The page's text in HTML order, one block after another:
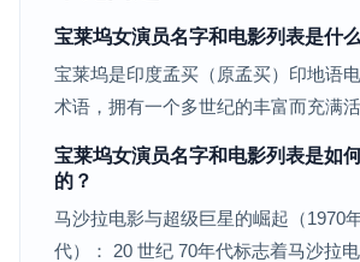
宝莱坞女演员名字和电影列表是什
宝莱坞是印度孟买（原孟买）印地语
术语，拥有一个多世纪的丰富而充满活
宝莱坞女演员名字和电影列表是如
的？
马沙拉电影与超级巨星的崛起（1970
代）： 20 世纪 70年代标志着马沙拉